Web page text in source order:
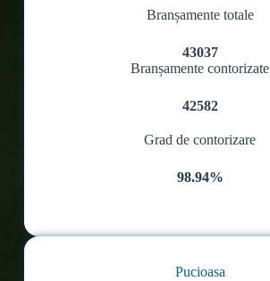
Branșamente totale
43037
Branșamente contorizate
42582
Grad de contorizare
98.94%
Pucioasa